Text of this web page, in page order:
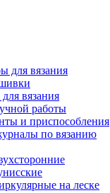
для вязания
вязания
работы
и приспособления
по вязанию
на леске